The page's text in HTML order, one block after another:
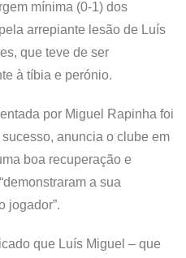
mínima (0-1) dos
arrepiante lesão de Luís
que teve de ser
à tíbia e perónio.
por Miguel Rapinha foi
anuncia o clube em
boa recuperação e
a sua
jogador”.
que Luís Miguel – que